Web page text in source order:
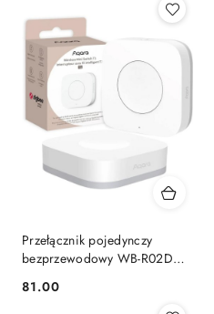
Przełącznik pojedynczy
bezprzewodowy WB-R02D
Cena:
81.00